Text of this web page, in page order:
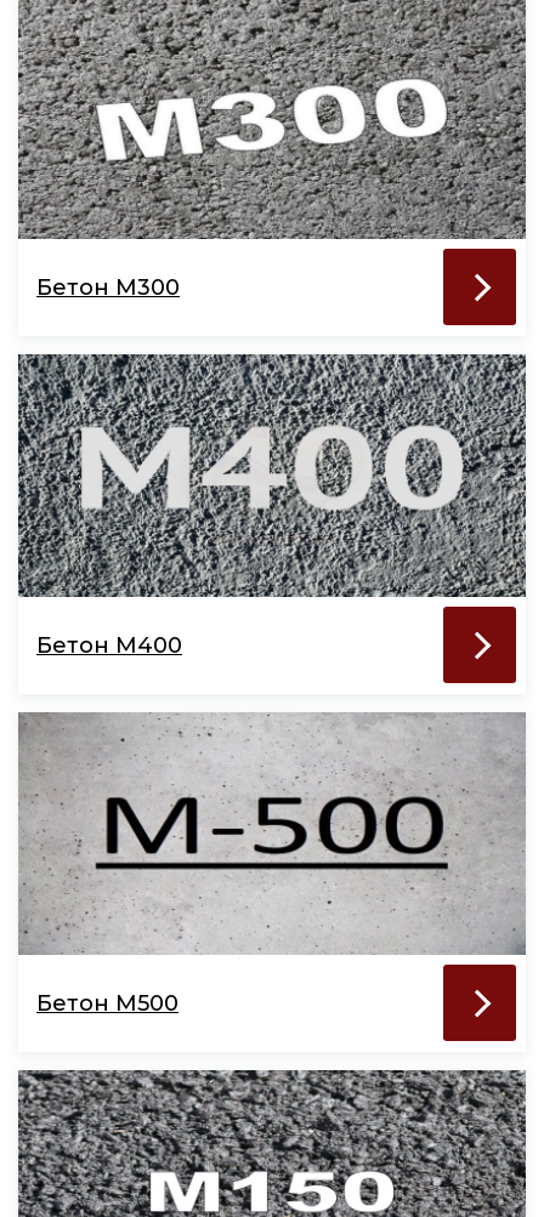
Бетон М300
Бетон М400
Бетон М500